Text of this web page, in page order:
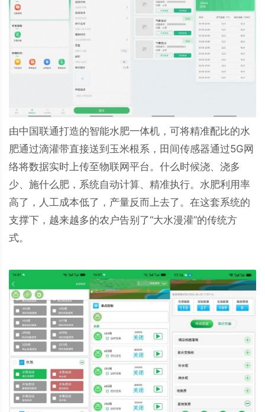
由中国联通打造的智能水肥一体机，可将精准配比的水
肥通过滴灌带直接送到玉米根系，田间传感器通过5G网
络将数据实时上传至物联网平台。什么时候浇、浇多
少、施什么肥，系统自动计算、精准执行。水肥利用率
高了，人工成本低了，产量反而上去了。在这套系统的
支撑下，越来越多的农户告别了“大水漫灌”的传统方
式。